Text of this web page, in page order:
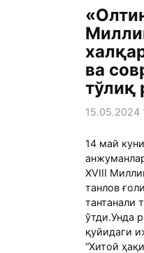
ва
тўлиқ
15.05.2024
14 май
XVIII
танлов
тантанали
ўтди.Унда
қуйидаги
“Хитой